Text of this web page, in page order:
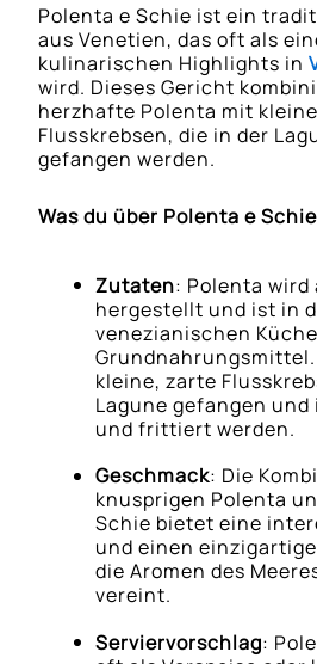
Polenta e Schie ist ein
aus Venetien, das oft als
kulinarischen Highlights in
wird. Dieses Gericht
herzhafte Polenta mit
Flusskrebsen, die in der
gefangen werden.
Was du über Polenta e
Zutaten: Polenta wird
hergestellt und ist in
venezianischen
kleine, zarte
Lagune gefangen
und frittiert werden.
Geschmack: Die
knusprigen Polenta
Schie bietet eine
und einen
die Aromen des
vereint.
Serviervorschlag: